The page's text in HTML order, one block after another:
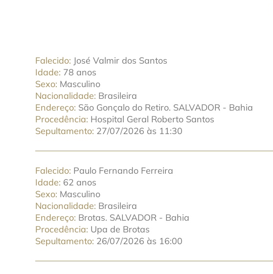
Falecido José Valmir dos Santos
Idade 78 anos
Sexo Masculino
Nacionalidade Brasileira
Endereço São Gonçalo do Retiro. SALVADOR - Bahia
Procedência Hospital Geral Roberto Santos
Sepultamento 27/07/2026 às 11:30
Falecido Paulo Fernando Ferreira
Idade 62 anos
Sexo Masculino
Nacionalidade Brasileira
Endereço Brotas. SALVADOR - Bahia
Procedência Upa de Brotas
Sepultamento 26/07/2026 às 16:00